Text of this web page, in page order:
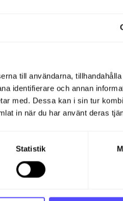
till användarna,
identifierare och annan
med. Dessa kan i sin tur
in när du har använt deras
Statistik
som har haft fel under